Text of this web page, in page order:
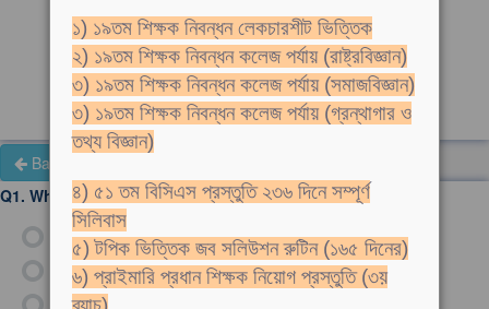
কারা তত্ত্বাবধায়ক নিয়োগ -২০১৩ (93 টি প্রশ্ন )
Back to Subject Page
Q1. Which one is antonym for 'hate' ?
admire
abhor
concern
১) ১৯তম শিক্ষক নিবন্ধন লেকচারশীট ভিত্তিক
২) ১৯তম শিক্ষক নিবন্ধন কলেজ পর্যায় (রাষ্ট্রবিজ্ঞান)
৩) ১৯তম শিক্ষক নিবন্ধন কলেজ পর্যায় (সমাজবিজ্ঞান)
৩) ১৯তম শিক্ষক নিবন্ধন কলেজ পর্যায় (গ্রন্থাগার ও
তথ্য বিজ্ঞান)
৪) ৫১ তম বিসিএস প্রস্তুতি ২৩৬ দিনে সম্পূর্ণ
সিলিবাস
৫) টপিক ভিত্তিক জব সলিউশন রুটিন (১৬৫ দিনের)
৬) প্রাইমারি প্রধান শিক্ষক নিয়োগ প্রস্তুতি (৩য়